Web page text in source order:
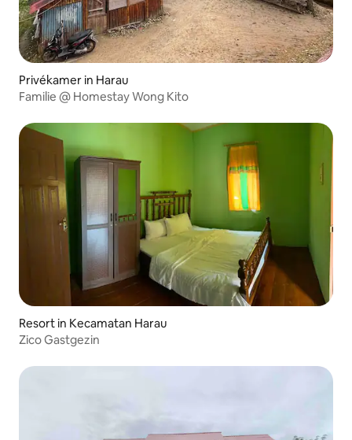
Privékamer in Harau
Familie @ Homestay Wong Kito
Resort in Kecamatan Harau
Zico Gastgezin